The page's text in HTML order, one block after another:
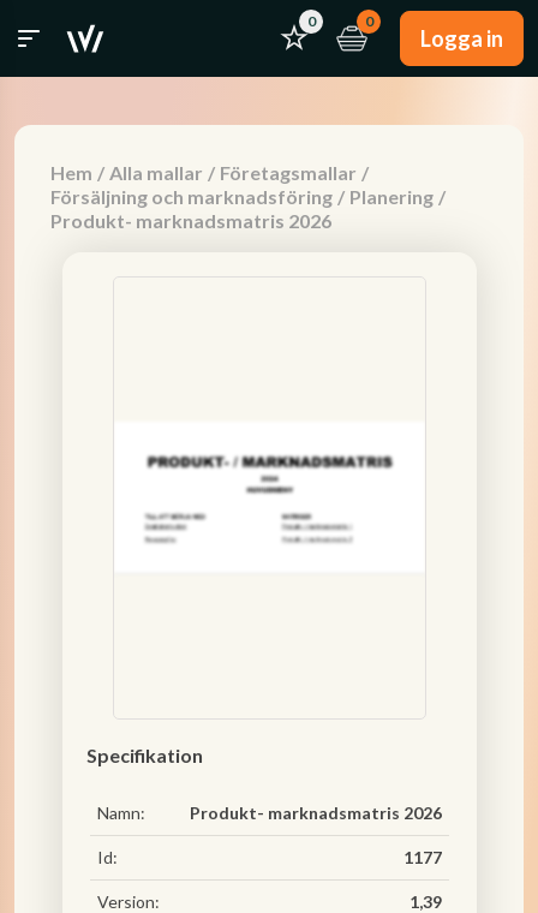
0 0
Logga in
Hem / Alla mallar / Företagsmallar /
Försäljning och marknadsföring / Planering /
Produkt- marknadsmatris 2026
Specifikation
Namn: Produkt- marknadsmatris 2026
Id: 1177
Version: 1,39